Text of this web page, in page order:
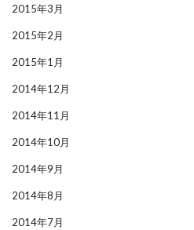
2015年3月
2015年2月
2015年1月
2014年12月
2014年11月
2014年10月
2014年9月
2014年8月
2014年7月